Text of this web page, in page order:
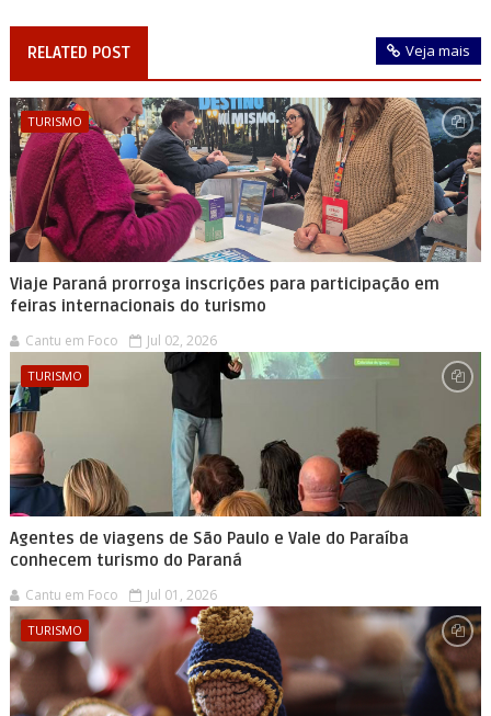
RELATED POST Veja mais
TURISMO
Viaje Paraná prorroga inscrições para participação em
feiras internacionais do turismo
Cantu em Foco Jul 02, 2026
TURISMO
Agentes de viagens de São Paulo e Vale do Paraíba
conhecem turismo do Paraná
Cantu em Foco Jul 01, 2026
TURISMO